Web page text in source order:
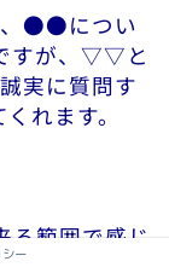
、●●につい
すが、▽▽と
実に質問す
れます。
る範囲で感じ
十分
ー